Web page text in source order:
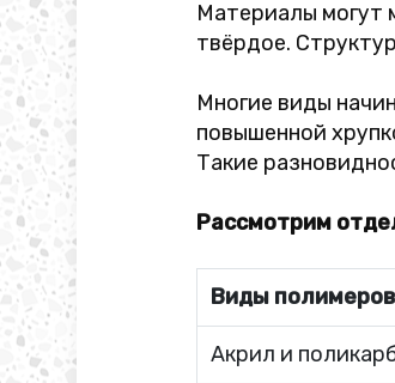
Материалы могут
твёрдое.
Многие виды
повышенной
Такие
Рассмотрим
Виды полимеров
Акрил и